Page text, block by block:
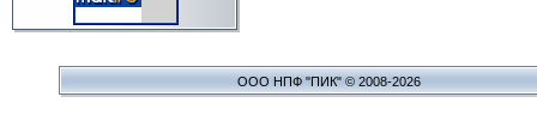
ООО НПФ "ПИК" © 2008-2026